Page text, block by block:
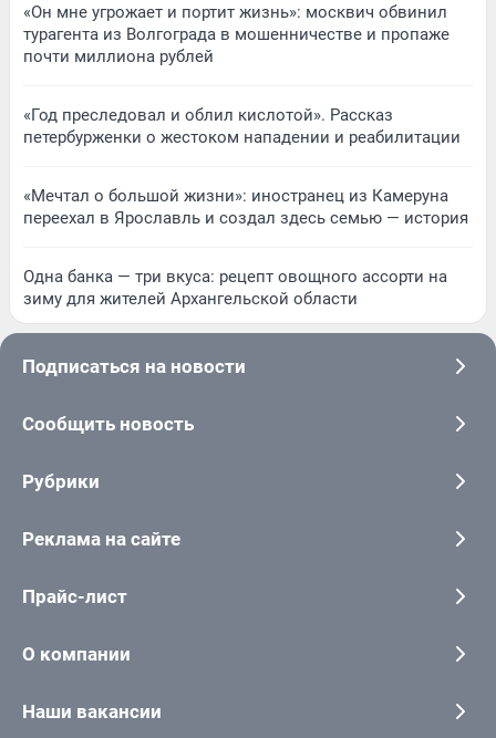
«Он мне угрожает и портит жизнь»: москвич обвинил
турагента из Волгограда в мошенничестве и пропаже
почти миллиона рублей
«Год преследовал и облил кислотой». Рассказ
петербурженки о жестоком нападении и реабилитации
«Мечтал о большой жизни»: иностранец из Камеруна
переехал в Ярославль и создал здесь семью — история
Одна банка — три вкуса: рецепт овощного ассорти на
зиму для жителей Архангельской области
Подписаться на новости
Сообщить новость
Рубрики
Реклама на сайте
Прайс-лист
О компании
Наши вакансии